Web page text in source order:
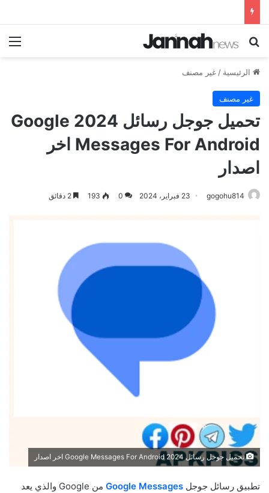
بحث عن
الرئيسية / غير مصنف
غير مصنف
تحميل جوجل رسائل 2024 Google
Messages For Android اخر
اصدار
gogohu814 23 فبراير، 2024 0
193
تحميل جوجل رسائل 2024 Google Messages For Android اخر اصدار
تطبيق رسائل جوجل Google Messages
من Google والذي يعد